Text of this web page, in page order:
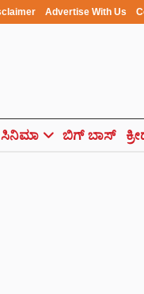
Advertise With Us
ಸಿನಿಮಾ ಬಿಗ್ ಬಾಸ್